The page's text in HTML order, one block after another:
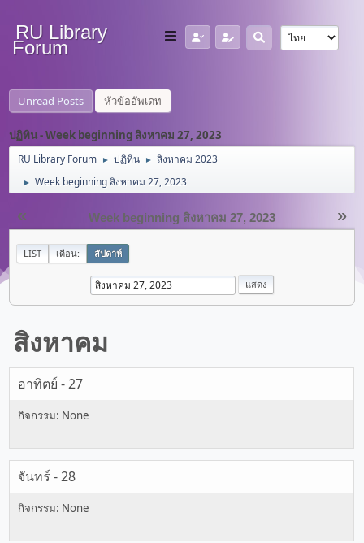
RU Library
Forum
Unread Posts หัวข้ออัพเดท
ปฏิทิน - Week beginning สิงหาคม 27, 2023
RU Library Forum ► ปฏิทิน ► สิงหาคม 2023
► Week beginning สิงหาคม 27, 2023
« »
Week beginning สิงหาคม 27, 2023
LIST เดือน: สัปดาห์
สิงหาคม
อาทิตย์ - 27
จันทร์ - 28